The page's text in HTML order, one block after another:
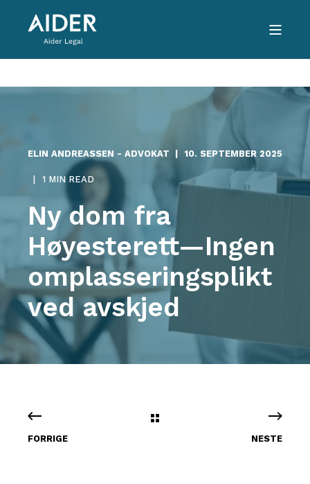
ELIN ANDREASSEN - ADVOKAT 10. SEPTEMBER 2025
1 MIN READ
Ny dom fra
Høyesterett—Ingen
omplasseringsplikt
ved avskjed
FORRIGE NESTE